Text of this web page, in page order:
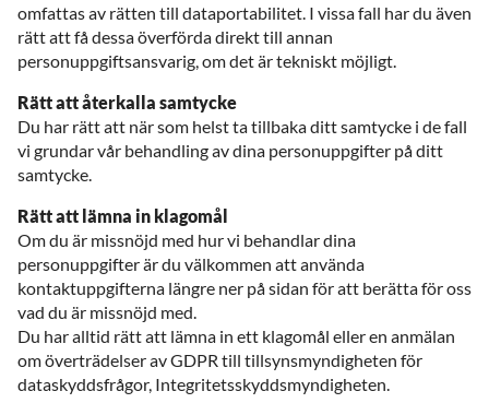
omfattas av rätten till dataportabilitet. I vissa fall har du även
rätt att få dessa överförda direkt till annan
personuppgiftsansvarig, om det är tekniskt möjligt.
Rätt att återkalla samtycke
Du har rätt att när som helst ta tillbaka ditt samtycke i de fall
vi grundar vår behandling av dina personuppgifter på ditt
samtycke.
Rätt att lämna in klagomål
Om du är missnöjd med hur vi behandlar dina
personuppgifter är du välkommen att använda
kontaktuppgifterna längre ner på sidan för att berätta för oss
vad du är missnöjd med.
Du har alltid rätt att lämna in ett klagomål eller en anmälan
om överträdelser av GDPR till tillsynsmyndigheten för
dataskyddsfrågor, Integritetsskyddsmyndigheten.